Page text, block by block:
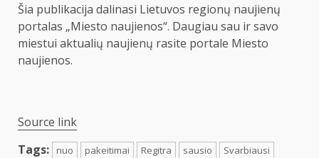
Šia publikacija dalinasi Lietuvos regionų naujienų
portalas „Miesto naujienos“. Daugiau sau ir savo
miestui aktualių naujienų rasite portale Miesto
naujienos.
Source link
Tags:
nuo pakeitimai Regitra sausio Svarbiausi